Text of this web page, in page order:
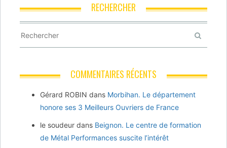
RECHERCHER
COMMENTAIRES RÉCENTS
Gérard ROBIN dans Morbihan. Le département
honore ses 3 Meilleurs Ouvriers de France
le soudeur dans Beignon. Le centre de formation
de Métal Performances suscite l’intérêt